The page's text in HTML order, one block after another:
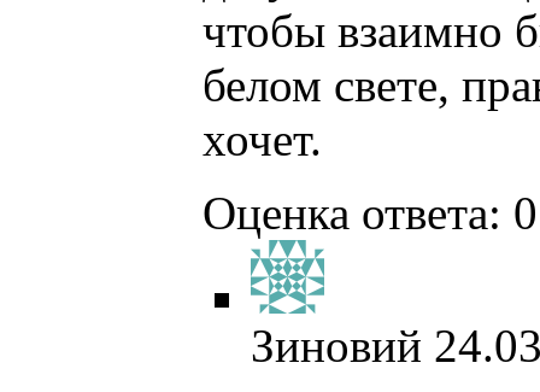
чтобы взаимно
белом свете,
хочет.
Оценка ответа:
Зиновий